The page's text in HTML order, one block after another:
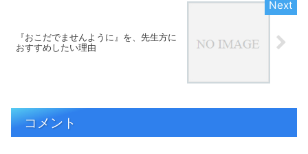
『おこだでませんように』を、先生方に
おすすめしたい理由
コメント